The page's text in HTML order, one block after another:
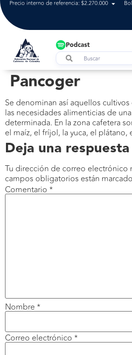
Precio interno de referencia: $2.270.000
Podcast
Pancoger
Se denominan así aquellos
las necesidades alimenticias de
determinada. En la zona cafetera
el maíz, el fríjol, la yuca, el plátano,
Deja una respuesta
Tu dirección de correo electrónico
campos obligatorios están
Comentario *
Nombre *
Correo electrónico *